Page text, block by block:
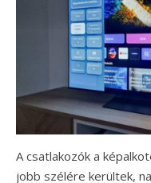
A csatlakozók a
jobb szélére kerültek,